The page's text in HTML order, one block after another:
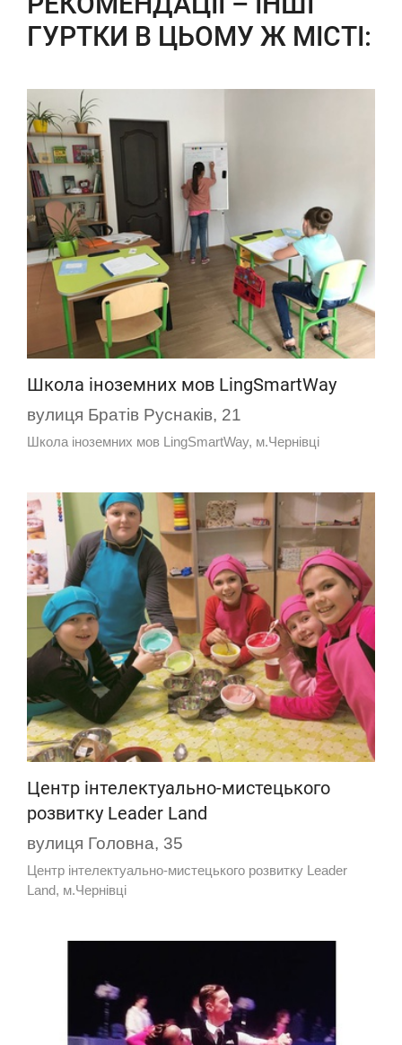
ГУРТКИ В ЦЬОМУ Ж МІСТІ:
Школа іноземних мов LingSmartWay
вулиця Братів Руснаків, 21
Школа іноземних мов LingSmartWay, м.Чернівці
Центр інтелектуально-мистецького
розвитку Leader Land
вулиця Головна, 35
Центр інтелектуально-мистецького розвитку Leader
Land, м.Чернівці